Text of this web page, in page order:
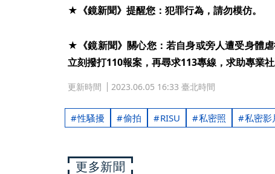
★《鏡新聞》提醒您：犯罪行為，請勿模仿。
★《鏡新聞》關心您：若自身或旁人遭受身體
立刻撥打110報案，再尋求113專線，求助專業社
更新時間 2023.06.05 16:33 臺北時間
性騷擾 偷拍 RISU 私密照 私密影
更多新聞